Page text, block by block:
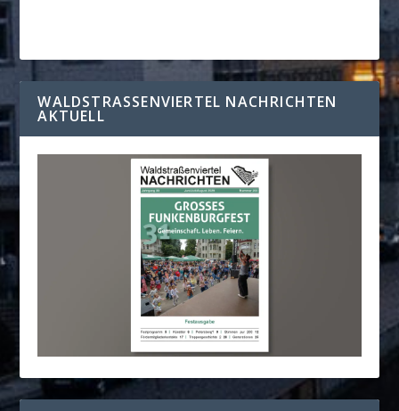
WALDSTRASSENVIERTEL NACHRICHTEN A
KTUELL